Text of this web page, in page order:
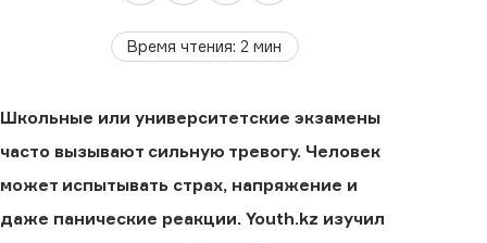
Время чтения:2 мин
Школьные или университетские экзамены
часто вызывают сильную тревогу. Человек
может испытывать страх, напряжение и
даже панические реакции. Youth.kz изучил